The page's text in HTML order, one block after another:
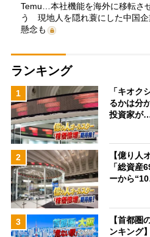
Temu…本社機能を海外に移転さ
う 現地人を隠れ蓑にした中国
懸念も
ランキング
1
「キオク
るかは分
投資家が
2
【億り人
「総資産
ーから
3
【首都圏
ンキング